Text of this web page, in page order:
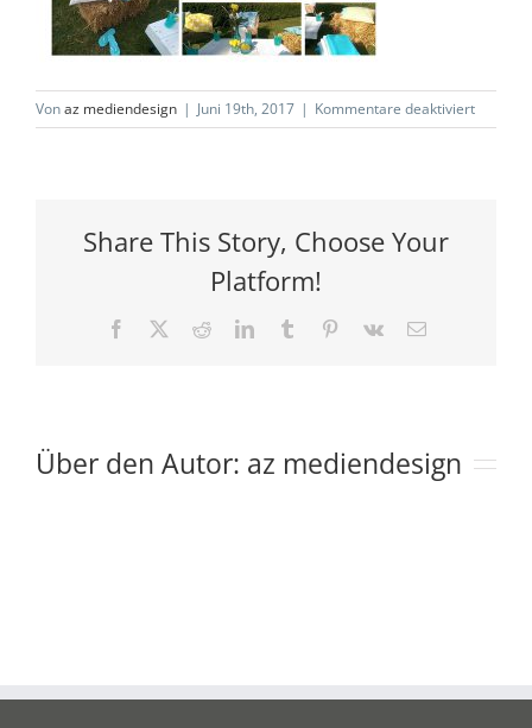
Vonaz mediendesign | Juni 19th, 2017 | Kommentare deaktiviertfür
Kissen-
Share This Story, Choose Your
Platform!
Facebook RedditLinkedInTumblr Pinterest
Vk
E-
Über den Autor: az mediendesign